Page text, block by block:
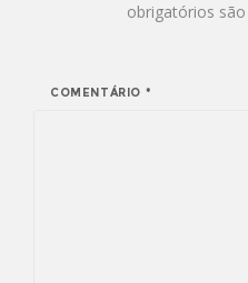
obrigatórios
COMENTÁRIO *